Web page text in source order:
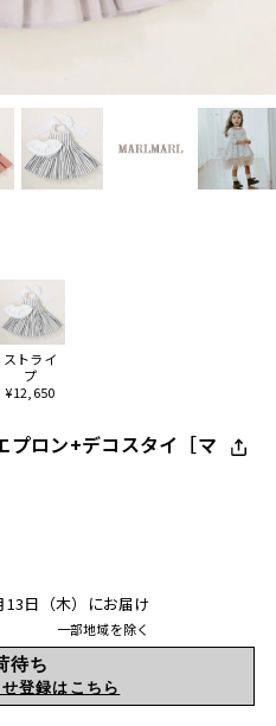
ストライ
プ
¥12,650
プロン+デコスタイ［マ
13日（木）にお届け
一部地域を除く
待ち
登録はこちら